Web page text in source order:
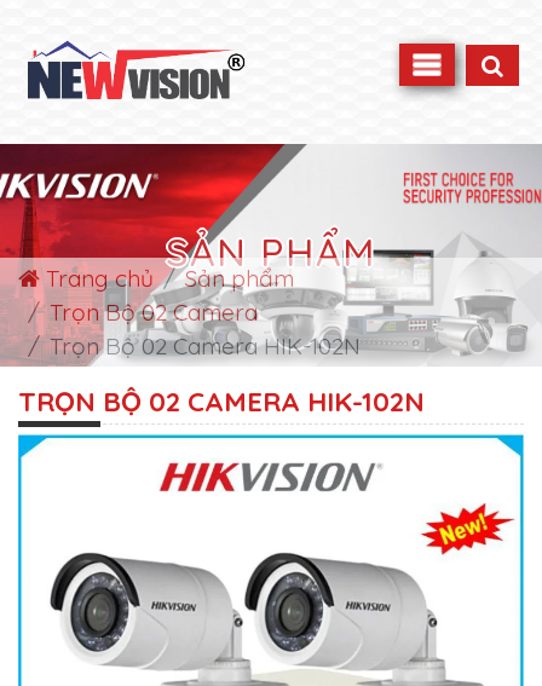
SẢN PHẨM
Trang chủ
Sản phẩm
Trọn Bộ 02 Camera
Trọn Bộ 02 Camera HIK-102N
TRỌN BỘ 02 CAMERA HIK-102N